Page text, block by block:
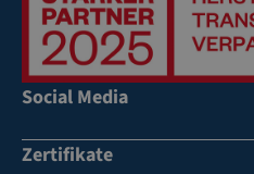
Social Media
Zertifikate